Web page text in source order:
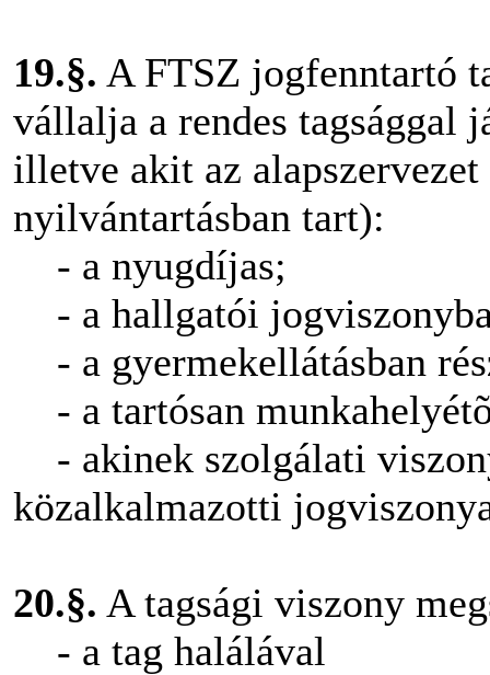
19.§. A FTSZ jogfenntartó
vállalja a rendes tagsággal
illetve akit az alapszervezet
nyilvántartásban tart):
- a nyugdíjas;
- a hallgatói
- a gyermekellátásban
- a tartósan
- akinek szolgálati
közalkalmazotti
20.§. A tagsági viszony
- a tag halálával